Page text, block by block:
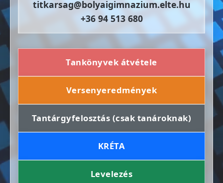
titkarsag@bolyaigimnazium.elte.hu
+36 94 513 680
Tankönyvek átvétele
Versenyeredmények
Tantárgyfelosztás (csak tanároknak)
KRÉTA
Levelezés